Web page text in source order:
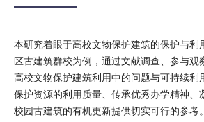
本研究着眼于高校文物保护建筑的保护与利
区古建筑群校为例，通过文献调查、参与观
高校文物保护建筑利用中的问题与可持续利
保护资源的利用质量、传承优秀办学精神、
校园古建筑的有机更新提供切实可行的参考。